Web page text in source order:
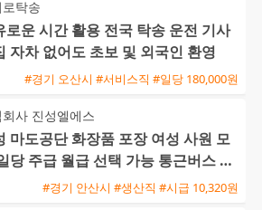
탁송
로운 시간 활용 전국 탁송 운전 기사
자차 없어도 초보 및 외국인 환영
#경기 오산시 #서비스직 #일당 180,000원
회사 진성엘에스
마도공단 화장품 포장 여성 사원 모
당 주급 월급 선택 가능 통근버스 운
#경기 안산시 #생산직 #시급 10,320원